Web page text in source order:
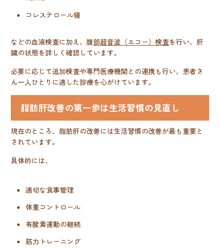
コレステロール値
などの血液検査に加え、腹部超音波（エコー）検査を行い、肝
臓の状態を詳しく確認しています。
必要に応じて追加検査や専門医療機関との連携も行い、患者さ
ん一人ひとりに適した診療を心がけています。
脂肪肝改善の第一歩は生活習慣の見直し
現在のところ、脂肪肝の改善には生活習慣の改善が最も重要と
されています。
具体的には、
適切な食事管理
体重コントロール
有酸素運動の継続
筋力トレーニング